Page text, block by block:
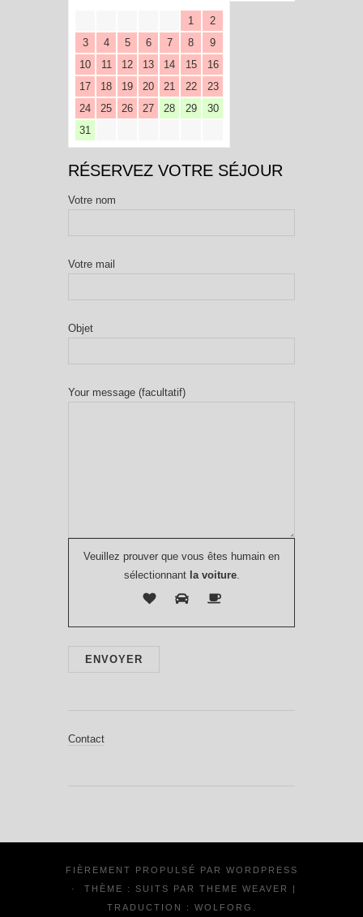
1
2
3
4 5 6 7 8
9
10
11 12 13 14 15
16
17
18 19 20 21 22
23
24
25 26 27 28 29
30
31
RÉSERVEZ VOTRE SÉJOUR
Votre nom
Votre mail
Objet
Your message (facultatif)
Veuillez prouver que vous êtes humain en
sélectionnantla voiture.
Contact
FIÈREMENT PROPULSÉ PAR WORDPRESS
·
THÈME : SUITS PAR THEME WEAVER
|
TRADUCTION : WOLFORG